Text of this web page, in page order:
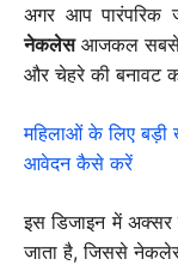
अगर आप पारंपरिक
नेकलेसआजकल सबसे
और चेहरे की बनावट
महिलाओं के लिए बड़ी
आवेदन कैसे करें
इस डिजाइन में अक्सर
जाता है, जिससे